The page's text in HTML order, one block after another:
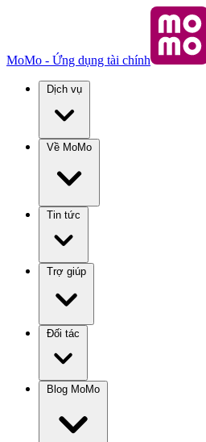
MoMo - Ứng dụng tài chính
Dịch vụ
Về MoMo
Tin tức
Trợ giúp
Đối tác
Blog MoMo